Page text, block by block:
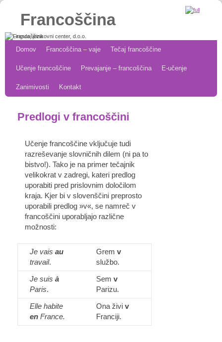
Francoščina
Domov Francoščina – vaje Tečaj francoščine
Učenje francoščine Prevajanje – francoščina E-učenje
Zanimivosti Kontakt
Predlogi v francoščini
Učenje francoščine vključuje tudi
razreševanje slovničnih dilem (ni pa to
bistvo!). Tako je na primer tečajnik
velikokrat v zadregi, kateri predlog
uporabiti pred prislovnim določilom
kraja. Kjer bi v slovenščini preprosto
uporabili predlog »v«, se namreč v
francoščini uporabljajo različne
možnosti:
Je vais au
travail.
Grem v
službo.
Je suis à
Paris.
Sem v
Parizu.
Elle habite
en France.
Ona živi v
Franciji.